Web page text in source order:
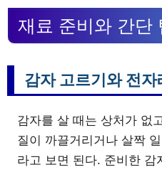
재료 준비와 간단
감자 고르기와 전
감자를 살 때는 상처가 없
질이 까끌거리거나 살짝
라고 보면 된다. 준비한 감